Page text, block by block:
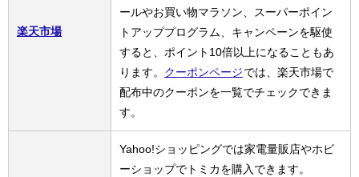
楽天市場
ールやお買い物マラソン、スーパーポイン
トアッププログラム、キャンペーンを駆使
すると、ポイント10倍以上になることもあ
ります。 クーポンページでは、楽天市場で
配布中のクーポンを一覧でチェックできま
す。
Yahoo!ショッピングでは家電量販店やホビ
ーショップでトミカを購入できます。